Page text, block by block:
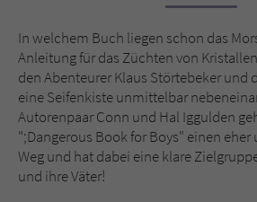
In welchem Buch liegen schon das
Anleitung für das Züchten von
den Abenteurer Klaus Störtebeker und
eine Seifenkiste unmittelbar
Autorenpaar Conn und Hal Iggulden
";Dangerous Book for Boys" einen
Weg und hat dabei eine klare
und ihre Väter!
Cookie für Kommentare
Name fe_typo_user
Anbieter Literatur-Couch Medien
Laufzeit Session